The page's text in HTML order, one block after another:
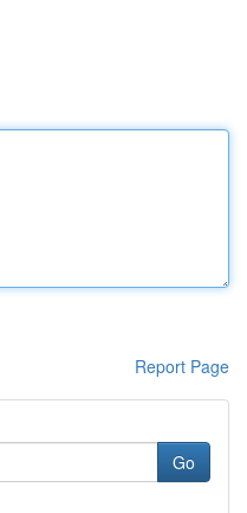
Report Page
Go